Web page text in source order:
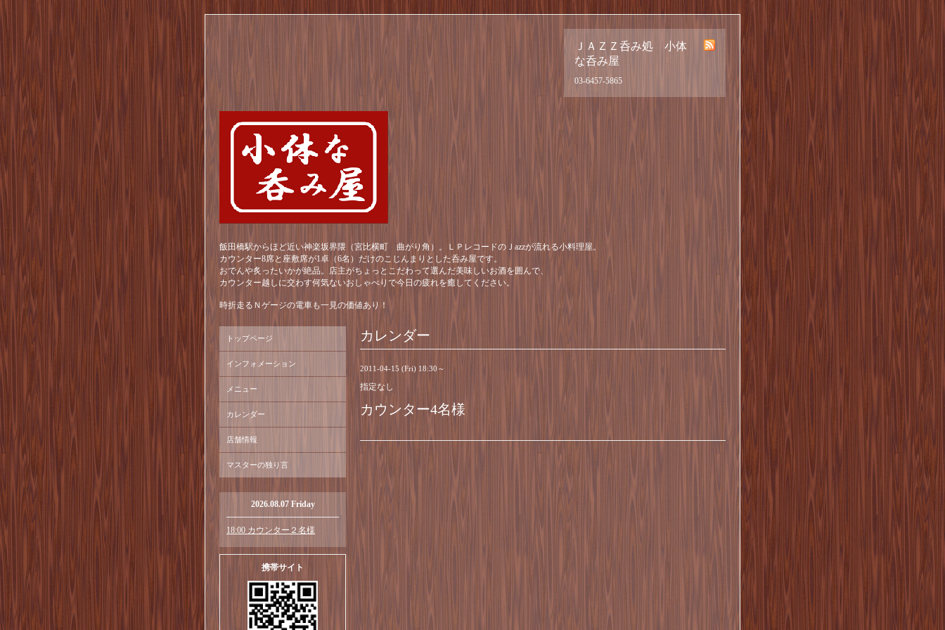
ＪＡＺＺ呑み処 小体
な呑み屋
03-6457-5865
飯田橋駅からほど近い神楽坂界隈（宮比横町 曲がり角）。ＬＰレコードのＪazzが流れる小料理屋。
カウンター8席と座敷席が1卓（6名）だけのこじんまりとした呑み屋です。
おでんや炙ったいかが絶品。店主がちょっとこだわって選んだ美味しいお酒を囲んで、
カウンター越しに交わす何気ないおしゃべりで今日の疲れを癒してください。
時折走るＮゲージの電車も一見の価値あり！
カレンダー
2011-04-15 (Fri) 18:30～
指定なし
カウンター4名様
トップページ
インフォメーション
メニュー
カレンダー
店舗情報
マスターの独り言
2026.08.07 Friday
18:00 カウンター２名様
携帯サイト